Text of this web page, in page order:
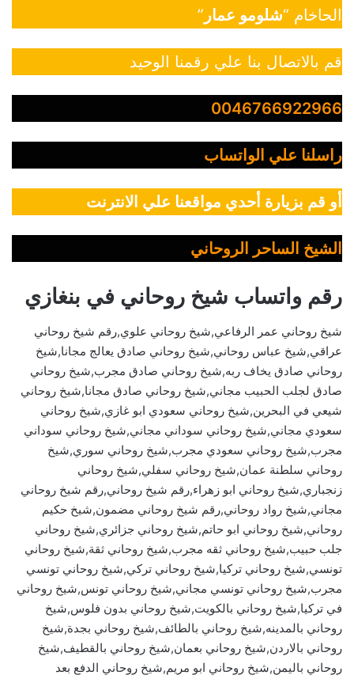
الحاخام “شلومو عمار ”
قم بالاتصال بنا علي رقمنا الوحيد
0046766922966
راسلنا علي الواتساب
أو قم بزيارة أحدي مواقعنا علي الانترنت
الشيخ الساحر الروحاني
رقم واتساب شيخ روحاني في بنغازي
شيخ روحاني عمر الرفاعي,شيخ روحاني علوي,رقم شيخ روحاني
عراقي,شيخ عباس روحاني,شيخ روحاني صادق يعالج مجانا,شيخ
روحاني صادق يخاف ربه,شيخ روحاني صادق مجرب,شيخ روحاني
صادق لجلب الحبيب مجاني,شيخ روحاني صادق مجانا,شيخ روحاني
شيعي في البحرين,شيخ روحاني سعودي ابو غازي,شيخ روحاني
سعودي مجاني,شيخ روحاني سوداني مجاني,شيخ روحاني سوداني
مجرب,شيخ روحاني سعودي مجرب,شيخ روحاني سوري,شيخ
روحاني سلطنة عمان,شيخ روحاني سفلي,شيخ روحاني
زنجباري,شيخ روحاني ابو زهراء,رقم شيخ روحاني,رقم شيخ روحاني
مجاني,شيخ رواد روحاني,رقم شيخ روحاني مضمون,شيخ حكيم
روحاني,شيخ روحاني ابو حاتم,شيخ روحاني جزائري,شيخ روحاني
جلب حبيب,شيخ روحاني ثقه مجرب,شيخ روحاني ثقة,شيخ روحاني
تونسي,شيخ روحاني تركيا,شيخ روحاني تركي,شيخ روحاني تونسي
مجرب,شيخ روحاني تونسي مجاني,شيخ روحاني تونس,شيخ روحاني
في تركيا,شيخ روحاني بالكويت,شيخ روحاني بدون فلوس,شيخ
روحاني بالمدينه,شيخ روحاني بالطائف,شيخ روحاني بجدة,شيخ
روحاني بالاردن,شيخ روحاني بعمان,شيخ روحاني بالقطيف,شيخ
روحاني باليمن,شيخ روحاني ابو مريم,شيخ روحاني الدفع بعد